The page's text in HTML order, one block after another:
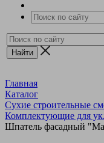
Главная
Каталог
Сухие строительные
Комплектующие для
Шпатель фасадный